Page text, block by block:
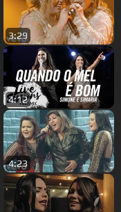
3:29
4:12
4:23